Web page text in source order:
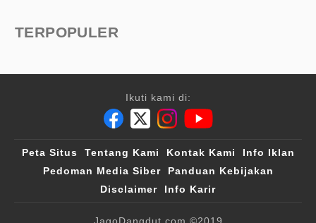
TERPOPULER
Ikuti kami di:
Peta Situs Tentang Kami Kontak Kami
Info Iklan
Pedoman Media Siber
Panduan Kebijakan
Disclaimer
Info Karir